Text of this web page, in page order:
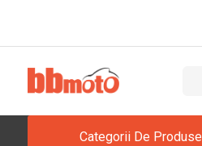
Categorii De Produse